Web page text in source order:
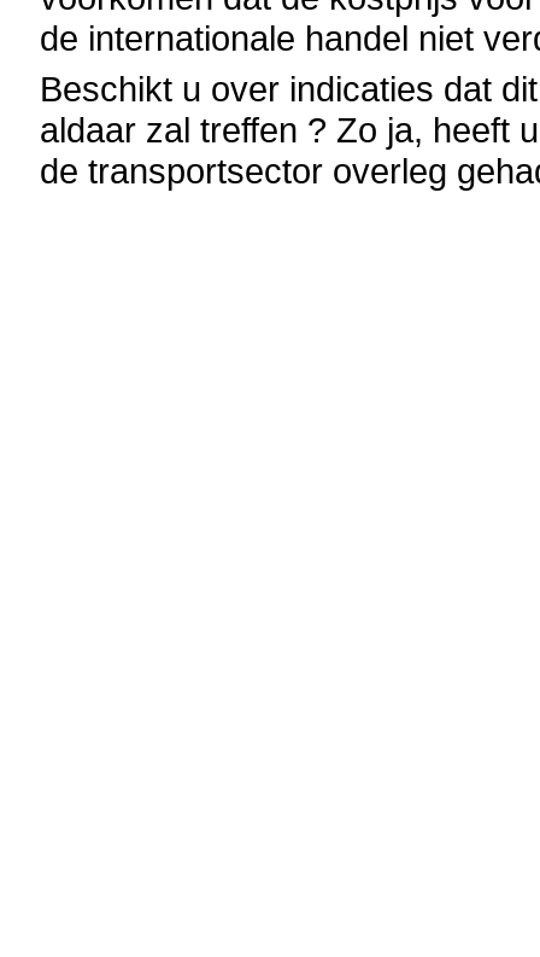
de internationale handel niet
Beschikt u over indicaties dat
aldaar zal treffen ? Zo ja, heeft
de transportsector overleg